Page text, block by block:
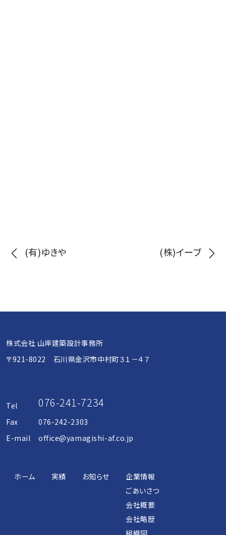
投
ナ
ビ
ー
シ
ョ
(有)ゆきや (株)イーブ
株式会社 山岸建築設計事務所
〒921-8022 石川県金沢市中村町３１－４７
Tel 076-241-7234
Fax
076-242-2303
E-mail
office@yamagishi-af.co.jp
ホーム 実績 お知らせ
企業情報
ごあいさつ
会社概要
会社略歴
組織図